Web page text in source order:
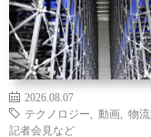
2026.08.07
テクノロジー
動画 物
記者会見など